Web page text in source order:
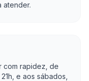
atender.
com rapidez, de
e aos sábados,